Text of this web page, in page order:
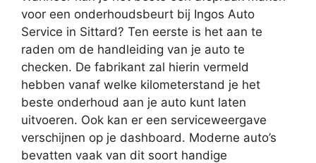
voor een onderhoudsbeurt bij Ingos Auto
Service in Sittard? Ten eerste is het aan te
raden om de handleiding van je auto te
checken. De fabrikant zal hierin vermeld
hebben vanaf welke kilometerstand je het
beste onderhoud aan je auto kunt laten
uitvoeren. Ook kan er een serviceweergave
verschijnen op je dashboard. Moderne auto’s
bevatten vaak van dit soort handige